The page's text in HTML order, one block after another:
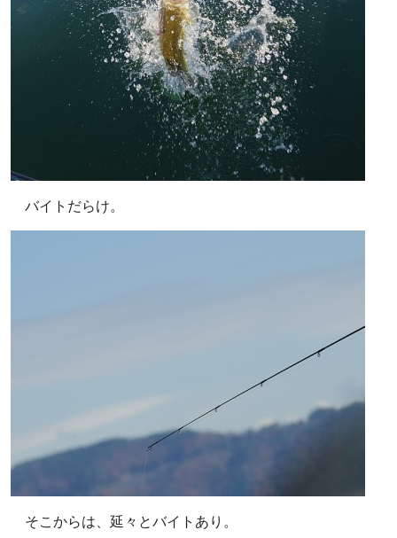
バイトだらけ。
そこからは、延々とバイトあり。